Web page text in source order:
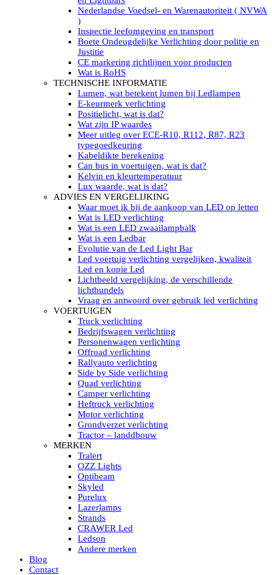
LED’s work werklamp Hybride
Led lichtslang 220 Volt
LED’s work werklamp met statief 220V
LED’s light PRO schijnwerpers 220V
LED High Bay verlichting 220V
Subcategorieën Led werkverlichting
LED SIGNALISATIE
Led Flitsers
Werkverlichting met Led flitsers
Led zwaailampbalk
Led Multi zwaailampbalk
Led flitsbalk compact
Traffic Advisors
Led zwaailicht
Accessoires signalering
Led signalisatie in Subcategorieën
LED KOPLAMPEN GEKEURD
Led koplampen inbouw
Led koplampen opbouw
Led koplampen tractoren
Subcategorieën Led koplampen
LED ZOEKLICHT
Electrische Led zoeklamp Allremote
Electrisch Led zoeklicht Golight
Marinco Roestvrijstaal Led zoeklicht
Elektrisch Led zoeklicht diverse
Led zoeklamp accessoires ALLremote
Led zoeklicht 230V
Subcategorieën Led zoeklichten
HELLA MARINE LED
Sea Hawk – Light Bars
Sea Hawk – Light Bars – Edge Light
Sea Hawk – Work Lights
RokLUME Led werklampen
HypaLUME Led werklampen
Subcategorieën Hella Marine Led
LED STRIPS
Led strip flexibel Click & Go
Led strip RGB op rol
Led strip IP68 waterdicht
Led strip kleur wit
Led strips Vantage
Led strip met ingebouwde accu
Subcategorieën Led strips
LED INTERIEUR VERLICHTING
Led verlichting interieur PIR / Touch
LED Armatuur met Strip 220V
Led strips
Subcategorieën Led interieur
PORTABLE ACCU LED LAMP
Led hoofdlamp
Camping led verlichting
Led zaklamp
Accu werklamp
Nederlandse Voedsel- en Warenautoriteit ( NVWA
)
Inspectie leefomgeving en transport
Boete Ondeugdelijke Verlichting door politie en
Justitie
CE markering richtlijnen voor producten
Wat is RoHS
TECHNISCHE INFORMATIE
Lumen, wat betekent lumen bij Ledlampen
E-keurmerk verlichting
Positielicht, wat is dat?
Wat zijn IP waardes
Meer uitleg over ECE-R10, R112, R87, R23
typegoedkeuring
Kabeldikte berekening
Can bus in voertuigen, wat is dat?
Kelvin en kleurtemperatuur
Lux waarde, wat is dat?
ADVIES EN VERGELIJKING
Waar moet ik bij de aankoop van LED op letten
Wat is LED verlichting
Wat is een LED zwaailampbalk
Wat is een Ledbar
Evolutie van de Led Light Bar
Led voertuig verlichting vergelijken, kwaliteit
Led en kopie Led
Lichtbeeld vergelijking, de verschillende
lichtbundels
Vraag en antwoord over gebruik led verlichting
VOERTUIGEN
Truck verlichting
Bedrijfswagen verlichting
Personenwagen verlichting
Offroad verlichting
Rallyauto verlichting
Side by Side verlichting
Quad verlichting
Camper verlichting
Heftruck verlichting
Motor verlichting
Grondverzet verlichting
Tractor – landdbouw
MERKEN
Tralert
OZZ Lights
Optibeam
Skyled
Purelux
Lazerlamps
Strands
CRAWER Led
Ledson
Andere merken
Blog
Contact